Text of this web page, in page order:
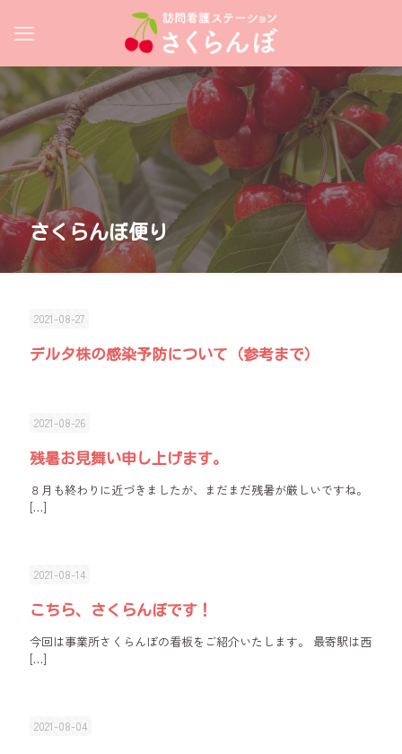
さくらんぼ便り
2021-08-27
デルタ株の感染予防について（参考まで）
2021-08-26
残暑お見舞い申し上げます。
８月も終わりに近づきましたが、まだまだ残暑が厳しいですね。
[…]
2021-08-14
こちら、さくらんぼです！
今回は事業所さくらんぼの看板をご紹介いたします。 最寄駅は西
[…]
2021-08-04